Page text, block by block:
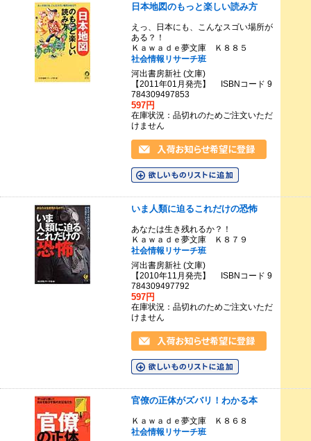
日本地図のもっと楽しい読み方
えっ、日本にも、こんなスゴい場所が
ある？！
Ｋａｗａｄｅ夢文庫 Ｋ８８５
社会情報リサーチ班
河出書房新社 (文庫)
【2011年01月発売】 ISBNコード 9
784309497853
597円
在庫状況：品切れのためご注文いただ
けません
いま人類に迫るこれだけの恐怖
あなたは生き残れるか？！
Ｋａｗａｄｅ夢文庫 Ｋ８７９
社会情報リサーチ班
河出書房新社 (文庫)
【2010年11月発売】 ISBNコード 9
784309497792
597円
在庫状況：品切れのためご注文いただ
けません
官僚の正体がズバリ！わかる本
Ｋａｗａｄｅ夢文庫 Ｋ８６８
社会情報リサーチ班